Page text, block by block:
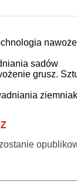
sadów
grusz.